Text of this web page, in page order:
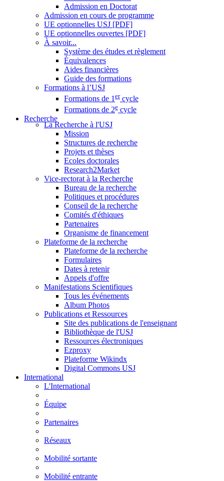
Admission en Doctorat
Admission en cours de programme
UE optionnelles USJ [PDF]
UE optionnelles ouvertes [PDF]
À savoir...
Système des études et règlement
Équivalences
Aides financières
Guide des formations
Formations à l’USJ
Formations de 1 ercycle
Formations de 2e cycle
Recherche
La Recherche à l'USJ
Mission
Structures de recherche
Projets et thèses
Ecoles doctorales
Research2Market
Vice-rectorat à la Recherche
Bureau de la recherche
Politiques et procédures
Conseil de la recherche
Comités d'éthiques
Partenaires
Organisme de financement
Plateforme de la recherche
Plateforme de la recherche
Formulaires
Dates à retenir
Appels d'offre
Manifestations Scientifiques
Tous les événements
Album Photos
Publications et Ressources
Site des publications de l'enseignant
Bibliothèque de l'USJ
Ressources électroniques
Ezproxy
Plateforme Wikindx
Digital Commons USJ
International
L'International
Équipe
Partenaires
Réseaux
Mobilité sortante
Mobilité entrante